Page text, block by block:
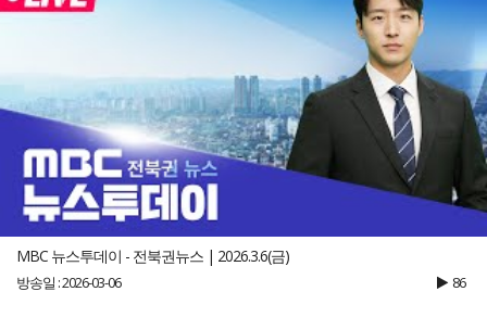
MBC 뉴스투데이 - 전북권뉴스 | 2026.3.6(금)
방송일 : 2026-03-06 86